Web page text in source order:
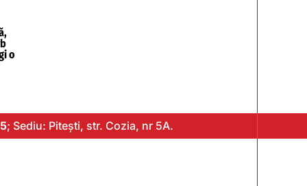
o
; Sediu: Pitești, str. Cozia, nr 5A.